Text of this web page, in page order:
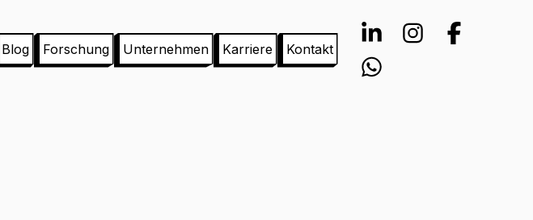
Blog Forschung Unternehmen Karriere Kontakt